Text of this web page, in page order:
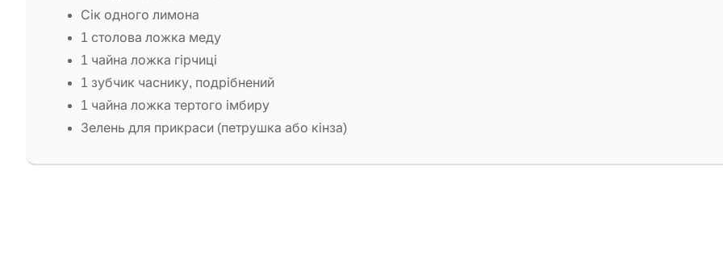
Сік одного лимона
1 столова ложка меду
1 чайна ложка гірчиці
1 зубчик часнику, подрібнений
1 чайна ложка тертого імбиру
Зелень для прикраси (петрушка або кінза)